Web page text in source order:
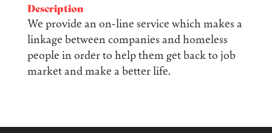
Description
We provide an on-line service which makes a
linkage between companies and homeless
people in order to help them get back to job
market and make a better life.